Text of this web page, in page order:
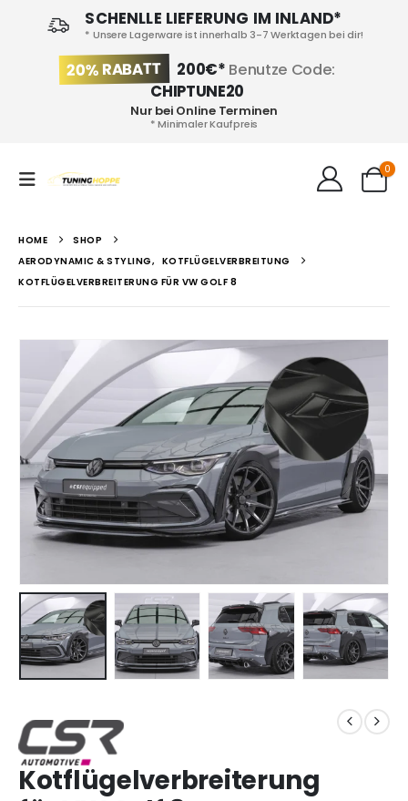
SCHENLLE LIEFERUNG IM INLAND*
* Unsere Lagerware ist innerhalb 3-7 Werktagen bei dir!
20% RABATT 200€* Benutze Code:
CHIPTUNE20
Nur bei Online Terminen
* Minimaler Kaufpreis
0
HOME
SHOP
AERODYNAMIC & STYLING, KOTFLÜGELVERBREITUNG
KOTFLÜGELVERBREITERUNG FÜR VW GOLF 8
Kotflügelverbreiterung